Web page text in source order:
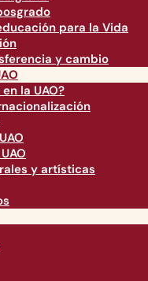
para la Vida
y cambio
la UAO?
y artísticas